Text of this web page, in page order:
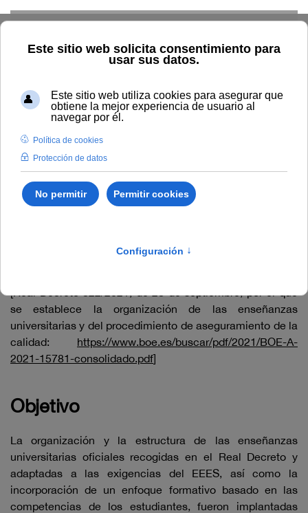
Home Másteres universitarios Másteres oficiales
Másteres oficiales
28 de septiembre, por el que se establece la organización
[Real Decreto 822/2021, de 28 de septiembre, por el que
se establece la organización de las enseñanzas
universitarias y del procedimiento de aseguramiento de la
calidad: https://www.boe.es/buscar/pdf/2021/BOE-A-
2021-15781-consolidado.pdf]
Objetivo
La organización y la estructura de las enseñanzas
universitarias oficiales recogidas en el Real Decreto y
adaptadas a las exigencias del EEES, así como la
incorporación de un enfoque formativo basado en las
competencias de los estudiantes, fueron implantadas